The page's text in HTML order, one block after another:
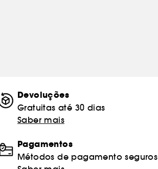
Devoluções
Gratuitas até 30 dias
Saber mais
Pagamentos
Métodos de pagamento seguros